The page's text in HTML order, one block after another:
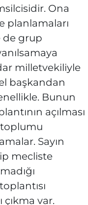
Ona
planlamaları
de grup
milletvekiliyle
başkandan
Bunun
açılması
toplumu
Sayın
mecliste
çıkma var.